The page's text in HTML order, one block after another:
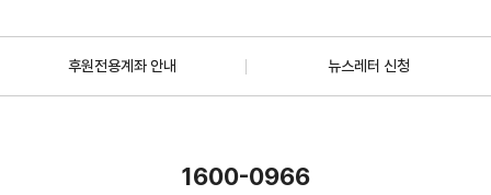
후원전용계좌 안내 뉴스레터 신청
1600-0966